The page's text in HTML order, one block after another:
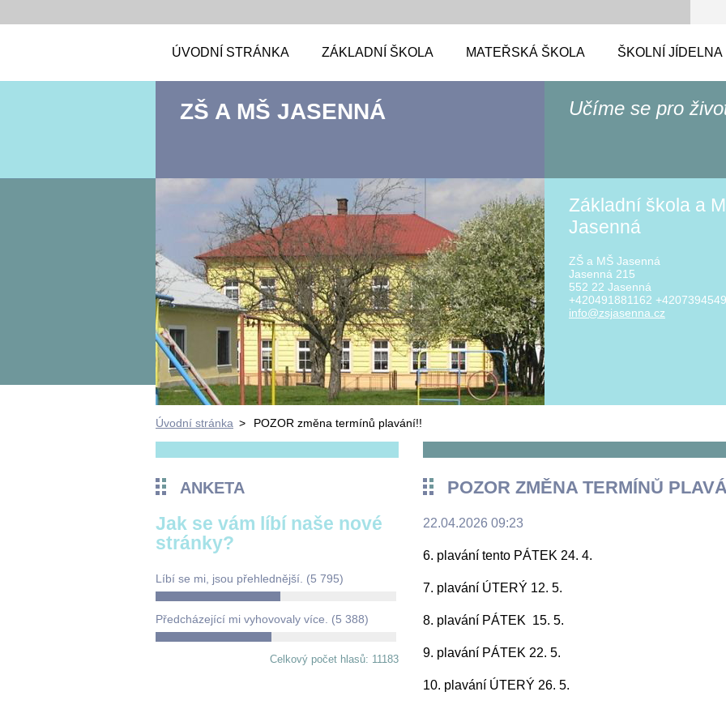
ÚVODNÍ STRÁNKA ZÁKLADNÍ ŠKOLA MATEŘSKÁ ŠKOLA ŠKOLNÍ JÍDELNA
ZŠ A MŠ JASENNÁ Učíme se pro
Základní škola a
Jasenná
ZŠ a MŠ Jasenná
Jasenná 215
552 22 Jasenná
+420491881162
info@zsjasenna.cz
Úvodní stránka > POZOR změna termínů plavání!!
ANKETA
Jak se vám líbí naše nové
stránky?
Líbí se mi, jsou přehlednější. (5 795)
Předcházející mi vyhovovaly více. (5 388)
Celkový počet hlasů: 11183
POZOR ZMĚNA TERMÍNŮ
22.04.2026 09:23
6. plavání tento PÁTEK 24. 4.
7. plavání ÚTERÝ 12. 5.
8. plavání PÁTEK 15. 5.
9. plavání PÁTEK 22. 5.
10. plavání ÚTERÝ 26. 5.